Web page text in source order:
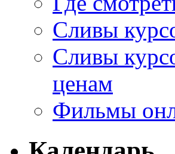
Сливы
Сливы
ценам
Фильмы